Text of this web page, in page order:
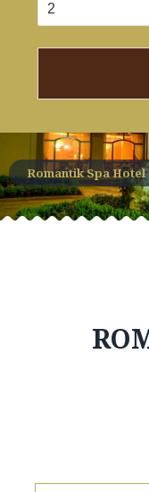
Romantik Spa